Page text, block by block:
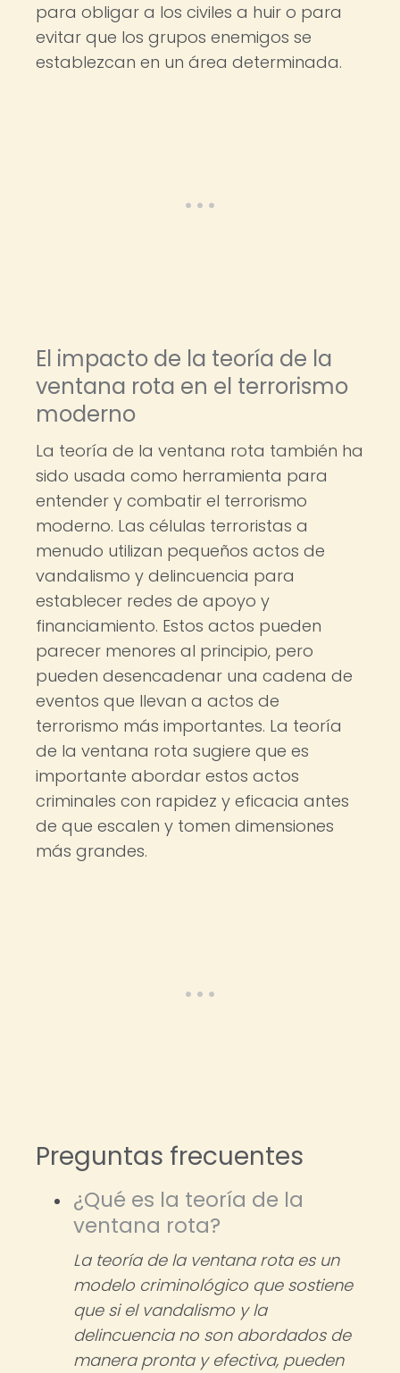
para obligar a los civiles a huir o para
evitar que los grupos enemigos se
establezcan en un área determinada.
El impacto de la teoría de la
ventana rota en el terrorismo
moderno
La teoría de la ventana rota también ha
sido usada como herramienta para
entender y combatir el terrorismo
moderno. Las células terroristas a
menudo utilizan pequeños actos de
vandalismo y delincuencia para
establecer redes de apoyo y
financiamiento. Estos actos pueden
parecer menores al principio, pero
pueden desencadenar una cadena de
eventos que llevan a actos de
terrorismo más importantes. La teoría
de la ventana rota sugiere que es
importante abordar estos actos
criminales con rapidez y eficacia antes
de que escalen y tomen dimensiones
más grandes.
Preguntas frecuentes
¿Qué es la teoría de la
ventana rota?
La teoría de la ventana rota es un
modelo criminológico que sostiene
que si el vandalismo y la
delincuencia no son abordados de
manera pronta y efectiva, pueden